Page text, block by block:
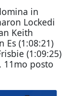
in
Lockedi
Keith
Es (1:08:21)
(1:09:25)
11mo posto